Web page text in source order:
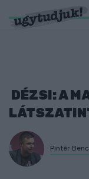
DÉZSI: A
Pintér